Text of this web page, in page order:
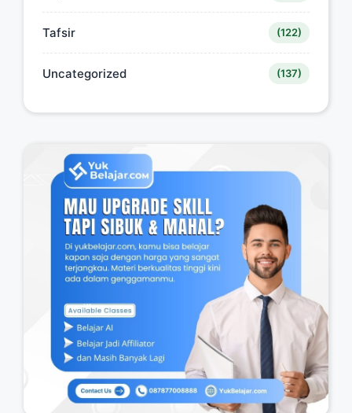
Tafsir (122)
Uncategorized (137)